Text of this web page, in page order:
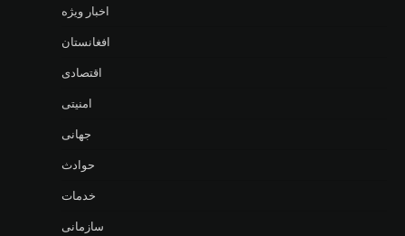
اخبار ویژه
افغانستان
اقتصادی
امنیتی
جهانی
حوادث
خدمات
سازمانی